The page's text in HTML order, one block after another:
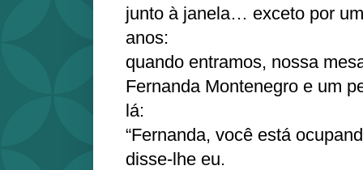
junto à janela… exceto por
anos:
quando entramos, nossa
Fernanda Montenegro e um
lá:
“Fernanda, você está
disse-lhe eu.